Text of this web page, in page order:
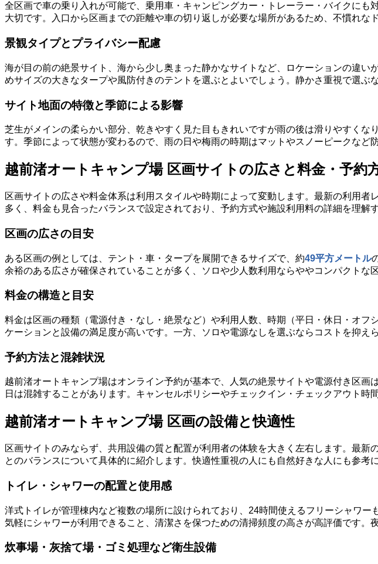
全区画で車の乗り入れが可能で、乗用車・キャンピングカー・トレーラー・バイクに
大切です。入口から区画までの距離や車の切り返しが必要な場所があるため、不慣れな
景観タイプとプライバシー配慮
海が目の前の絶景サイト、海から少し奥まった静かなサイトなど、ロケーションの違
めサイズの大きなタープや風防付きのテントを選ぶとよいでしょう。静かさ重視で選
サイト地面の特徴と季節による影響
芝生がメインの柔らかい部分、乾きやすく見た目もきれいですが雨の後は滑りやすく
す。季節によって状態が変わるので、雨の日や梅雨の時期はマットやスノーピークなど
越前渚オートキャンプ場 区画サイトの広さと料金・予約
区画サイトの広さや料金体系は利用スタイルや時期によって変動します。最新の利用
多く、料金も見合ったバランスで設定されており、予約方式や施設利用料の詳細を理解
区画の広さの目安
ある区画の例としては、テント・車・タープを展開できるサイズで、約49平方メートル
余裕のある広さが確保されていることが多く、ソロや少人数利用ならややコンパクトな
料金の構造と目安
料金は区画の種類（電源付き・なし・絶景など）や利用人数、時期（平日・休日・オ
ケーションと設備の満足度が高いです。一方、ソロや電源なしを選ぶならコストを抑
予約方法と混雑状況
越前渚オートキャンプ場はオンライン予約が基本で、人気の絶景サイトや電源付き区
日は混雑することがあります。キャンセルポリシーやチェックイン・チェックアウト時
越前渚オートキャンプ場 区画の設備と快適性
区画サイトのみならず、共用設備の質と配置が利用者の体験を大きく左右します。最
とのバランスについて具体的に紹介します。快適性重視の人にも自然好きな人にも参考
トイレ・シャワーの配置と使用感
洋式トイレが管理棟内など複数の場所に設けられており、24時間使えるフリーシャワ
気軽にシャワーが利用できること、清潔さを保つための清掃頻度の高さが高評価です。
炊事場・灰捨て場・ゴミ処理など衛生設備